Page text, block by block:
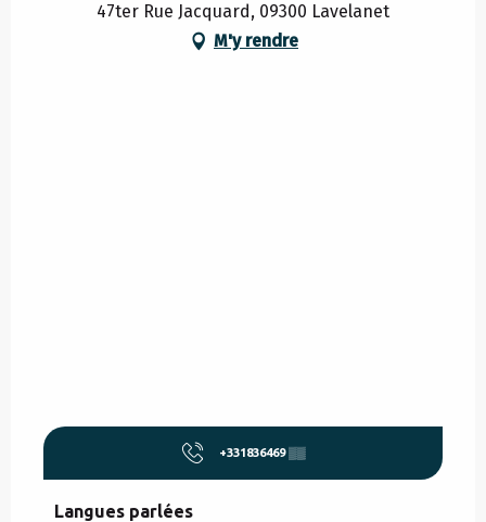
47ter Rue Jacquard, 09300 Lavelanet
M'y rendre
+331836469 ▒▒
Langues parlées
Langues parlées